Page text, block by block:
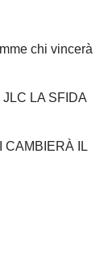
chi vincerà
LA SFIDA
CAMBIERÀ IL